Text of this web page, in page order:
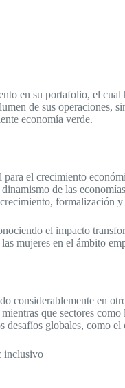
en su portafolio, el
de sus operaciones,
economía verde.
el crecimiento
de las
formalización
el impacto
mujeres en el ámbito
en
que sectores
globales, como